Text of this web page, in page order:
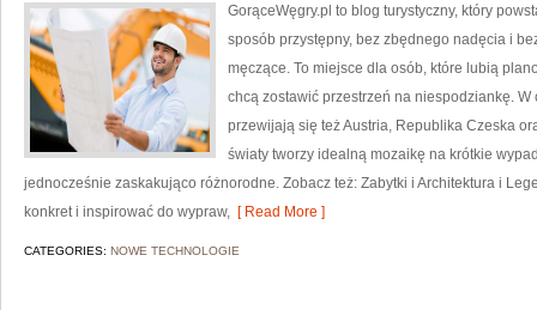
GorąceWęgry.pl to blog turystyczny, który
sposób przystępny, bez zbędnego nadęcia i
męczące. To miejsce dla osób, które lubią
chcą zostawić przestrzeń na niespodziankę.
przewijają się też Austria, Republika Czeska
światy tworzy idealną mozaikę na krótkie
jednocześnie zaskakująco różnorodne. Zobacz też: Zabytki i Architektura i
konkret i inspirować do wypraw, [ Read More ]
CATEGORIES: NOWE TECHNOLOGIE